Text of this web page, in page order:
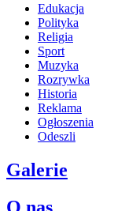
Edukacja
Polityka
Religia
Sport
Muzyka
Rozrywka
Historia
Reklama
Ogłoszenia
Odeszli
Galerie
O nas